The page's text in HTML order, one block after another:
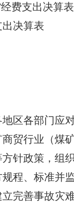
费支出决算表
决算表
各部门应
贸行业（煤
政策，组
程、标准并监
善事故灾